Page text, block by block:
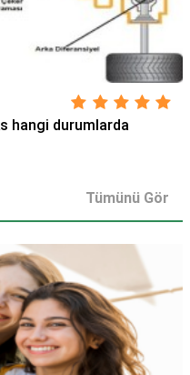
hangi durumlarda
Tümünü Gör